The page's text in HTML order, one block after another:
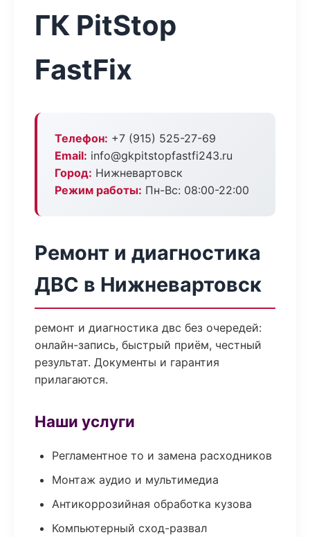
ГК PitStop
FastFix
Телефон: +7 (915) 525-27-69
Email: info@gkpitstopfastfi243.ru
Город: Нижневартовск
Режим работы: Пн-Вс: 08:00-22:00
Ремонт и диагностика
ДВС в Нижневартовск
ремонт и диагностика двс без очередей:
онлайн-запись, быстрый приём, честный
результат. Документы и гарантия
прилагаются.
Наши услуги
Регламентное то и замена расходников
Монтаж аудио и мультимедиа
Антикоррозийная обработка кузова
Компьютерный сход-развал